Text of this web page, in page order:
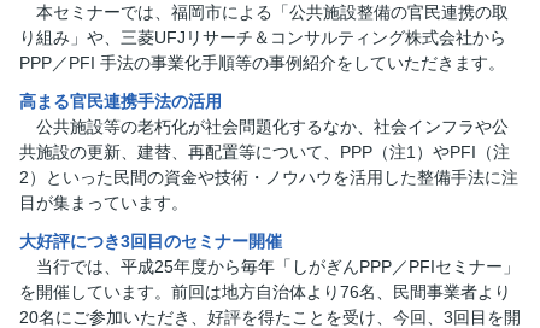
本セミナーでは、福岡市による「公共施設整備の官民連携の取
り組み」や、三菱UFJリサーチ＆コンサルティング株式会社から
PPP／PFI 手法の事業化手順等の事例紹介をしていただきます。
高まる官民連携手法の活用
公共施設等の老朽化が社会問題化するなか、社会インフラや公
共施設の更新、建替、再配置等について、PPP（注1）やPFI（注
2）といった民間の資金や技術・ノウハウを活用した整備手法に注
目が集まっています。
大好評につき3回目のセミナー開催
当行では、平成25年度から毎年「しがぎんPPP／PFIセミナー」
を開催しています。前回は地方自治体より76名、民間事業者より
20名にご参加いただき、好評を得たことを受け、今回、3回目を開